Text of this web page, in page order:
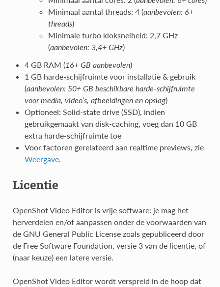
Minimaal aantal threads: 4 (aanbevolen: 6+
threads)
Minimale turbo kloksnelheid: 2,7 GHz
(aanbevolen: 3,4+ GHz)
4 GB RAM (16+ GB aanbevolen)
1 GB harde-schijfruimte voor installatie & gebruik
(aanbevolen: 50+ GB beschikbare harde-schijfruimte
voor media, video’s, afbeeldingen en opslag)
Optioneel: Solid-state drive (SSD), indien
gebruikgemaakt van disk-caching, voeg dan 10 GB
extra harde-schijfruimte toe
Voor factoren gerelateerd aan realtime previews, zie
Weergave.
Licentie
OpenShot Video Editor is vrije software: je mag het
herverdelen en/of aanpassen onder de voorwaarden van
de GNU General Public License zoals gepubliceerd door
de Free Software Foundation, versie 3 van de licentie, of
(naar keuze) een latere versie.
OpenShot Video Editor wordt verspreid in de hoop dat